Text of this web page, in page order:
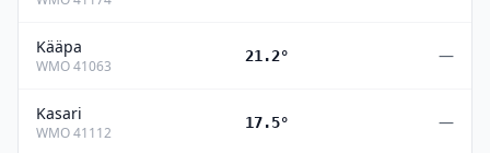
Kääpa
WMO41063
21.2° —
Kasari
WMO41112
17.5° —